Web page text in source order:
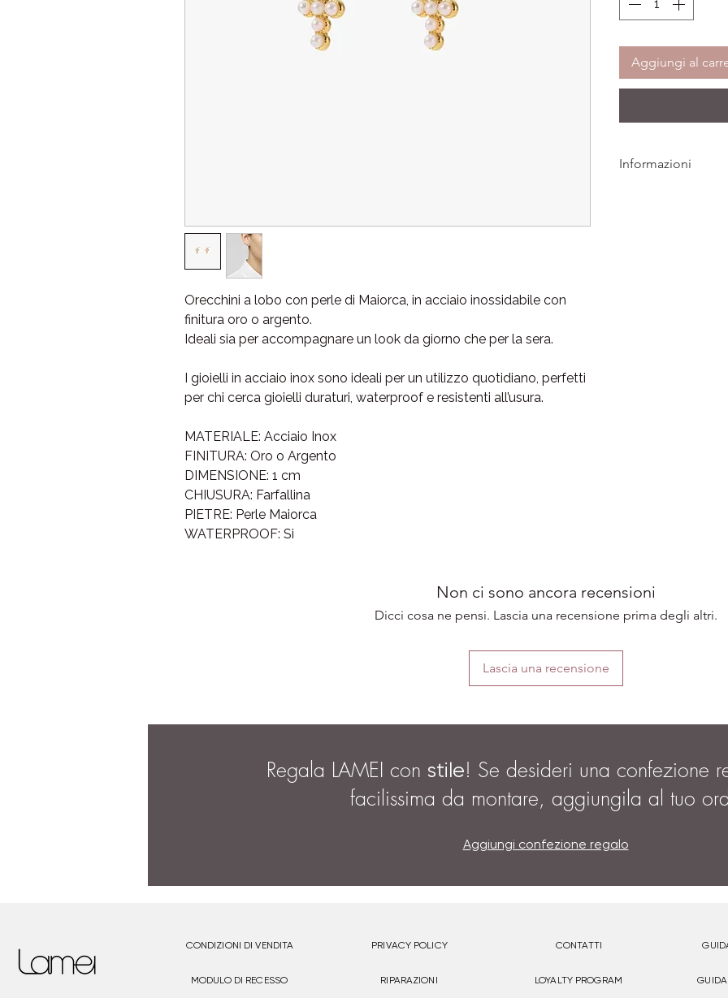
Orecchini a lobo con perle di Maiorca, in acciaio inossidabile con
finitura oro o argento.
Ideali sia per accompagnare un look da giorno che per la sera.
I gioielli in acciaio inox sono ideali per un utilizzo quotidiano, perfetti
per chi cerca gioielli duraturi, waterproof e resistenti all’usura.
MATERIALE: Acciaio Inox
FINITURA: Oro o Argento
DIMENSIONE: 1 cm
CHIUSURA: Farfallina
PIETRE: Perle Maiorca
WATERPROOF: Si
Aggiungi al
Informazioni
Non ci sono ancora recensioni
Dicci cosa ne pensi. Lascia una recensione prima degli altri.
Lascia una recensione
Regala LAMEI con stile! Se desideri una confezione
facilissima da montare, aggiungila al tuo
Aggiungi confezione regalo
CONDIZIONI DI VENDITA
MODULO DI RECESSO
PRIVACY POLICY
RIPARAZIONI
CONTATTI
LOYALTY PROGRAM GUIDA